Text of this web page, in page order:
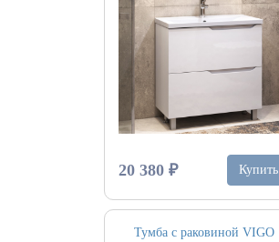
20 380 ₽ Купить
Тумба с раковиной VIGO